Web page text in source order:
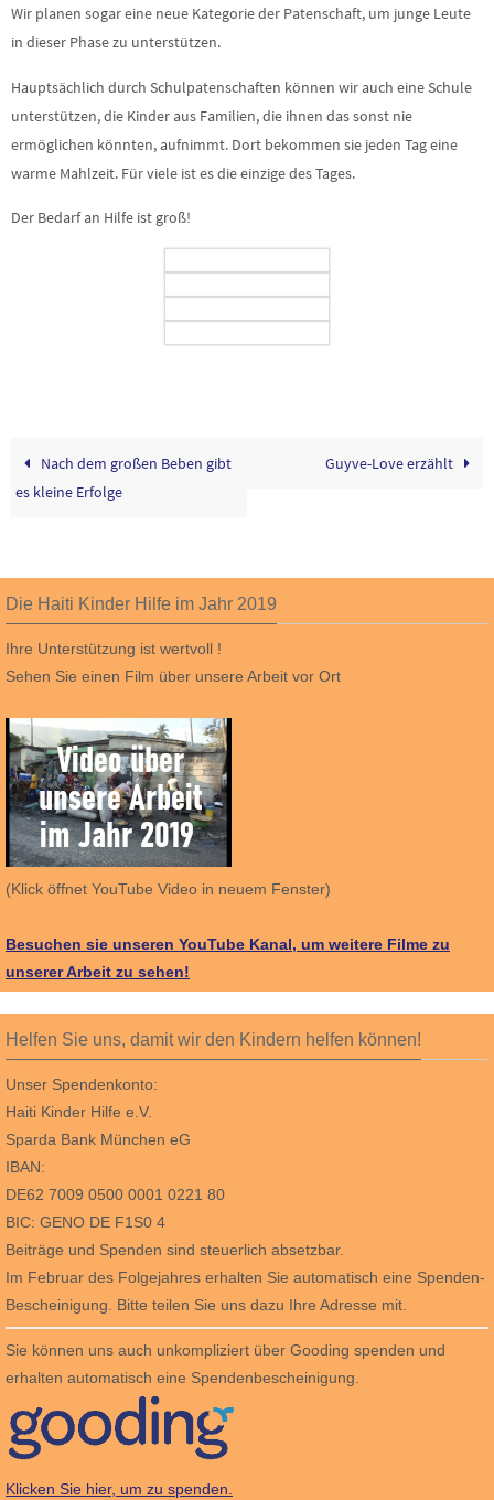
Wir planen sogar eine neue Kategorie der Patenschaft, um junge Leute
in dieser Phase zu unterstützen.
Hauptsächlich durch Schulpatenschaften können wir auch eine Schule
unterstützen, die Kinder aus Familien, die ihnen das sonst nie
ermöglichen könnten, aufnimmt. Dort bekommen sie jeden Tag eine
warme Mahlzeit. Für viele ist es die einzige des Tages.
Der Bedarf an Hilfe ist groß!
Nach dem großen Beben gibt
es kleine Erfolge
Guyve-Love erzählt
Die Haiti Kinder Hilfe im Jahr 2019
Ihre Unterstützung ist wertvoll !
Sehen Sie einen Film über unsere Arbeit vor Ort
(Klick öffnet YouTube Video in neuem Fenster)
Besuchen sie unseren YouTube Kanal, um weitere Filme zu
unserer Arbeit zu sehen!
Helfen Sie uns, damit wir den Kindern helfen können!
Unser Spendenkonto:
Haiti Kinder Hilfe e.V.
Sparda Bank München eG
IBAN:
DE62 7009 0500 0001 0221 80
BIC: GENO DE F1S0 4
Beiträge und Spenden sind steuerlich absetzbar.
Im Februar des Folgejahres erhalten Sie automatisch eine Spenden-
Bescheinigung. Bitte teilen Sie uns dazu Ihre Adresse mit.
Sie können uns auch unkompliziert über Gooding spenden und
erhalten automatisch eine Spendenbescheinigung.
Klicken Sie hier, um zu spenden.